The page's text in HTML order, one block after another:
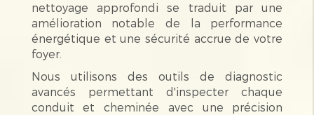
nettoyage approfondi se traduit par une
amélioration notable de la performance
énergétique et une sécurité accrue de votre
foyer.
Nous utilisons des outils de diagnostic
avancés permettant d'inspecter chaque
conduit et cheminée avec une précision